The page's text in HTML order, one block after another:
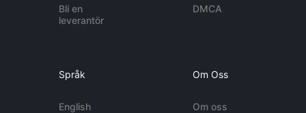
Bli en
leverantör
DMCA
Språk
English
Om Oss
Om oss